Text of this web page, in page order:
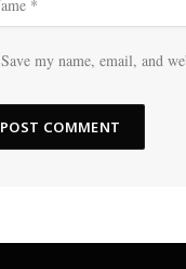
Save my name, email, and